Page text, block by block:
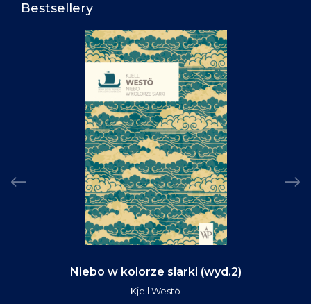
Bestsellery
Niebo w kolorze siarki (wyd.2)
Kjell Westö